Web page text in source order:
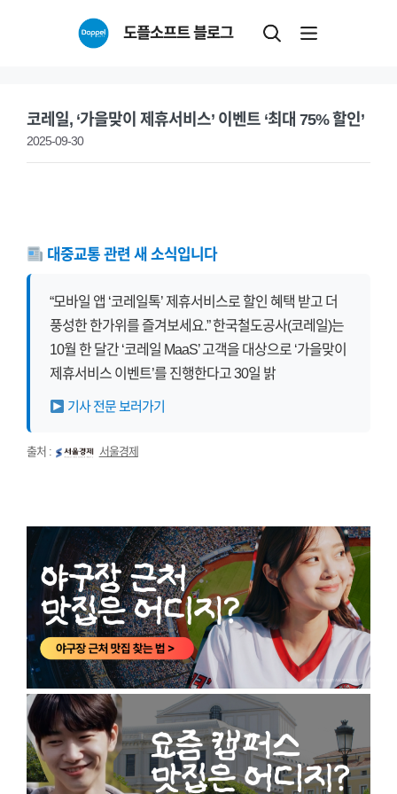
도플소프트 블로그
코레일, ‘가을맞이 제휴서비스’ 이벤트 ‘최대 75% 할인’
2025-09-30
대중교통 관련 새 소식입니다
“모바일 앱 ‘코레일톡’ 제휴서비스로 할인 혜택 받고 더
풍성한 한가위를 즐겨보세요.” 한국철도공사(코레일)는
10월 한 달간 ‘코레일 MaaS’ 고객을 대상으로 ‘가을맞이
제휴서비스 이벤트’를 진행한다고 30일 밝
기사 전문 보러가기
출처 : 서울경제